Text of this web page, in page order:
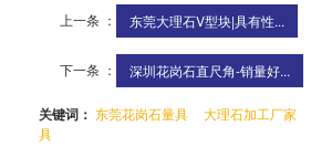
上一条 ： 东莞大理石V型块|具有性...
下一条 ： 深圳花岗石直尺角-销量好...
关键词： 东莞花岗石量具 大理石加工厂家
具